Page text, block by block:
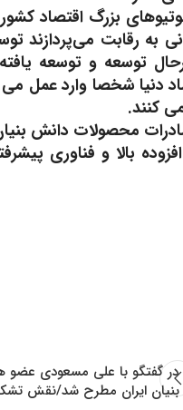
بزرگ اقتصاد
به رقابت می‌پردازند
توسعه و توسعه
دنیا شخصا وارد عمل
کنند.
محصولات دانش
بالا و فناوری
در گفتگو با علی مسعودی
بنیان ایران مطرح شد/نقش